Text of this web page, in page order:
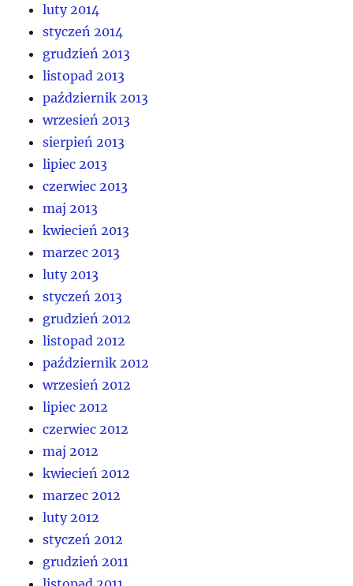
luty 2014
styczeń 2014
grudzień 2013
listopad 2013
październik 2013
wrzesień 2013
sierpień 2013
lipiec 2013
czerwiec 2013
maj 2013
kwiecień 2013
marzec 2013
luty 2013
styczeń 2013
grudzień 2012
listopad 2012
październik 2012
wrzesień 2012
lipiec 2012
czerwiec 2012
maj 2012
kwiecień 2012
marzec 2012
luty 2012
styczeń 2012
grudzień 2011